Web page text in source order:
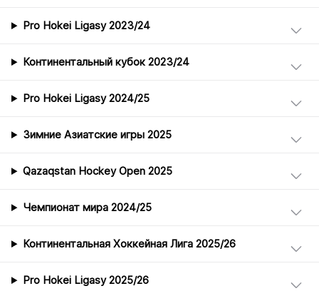
Pro Hokei Ligasy 2023/24
Континентальный кубок 2023/24
Pro Hokei Ligasy 2024/25
Зимние Азиатские игры 2025
Qazaqstan Hockey Open 2025
Чемпионат мира 2024/25
Континентальная Хоккейная Лига 2025/26
Pro Hokei Ligasy 2025/26